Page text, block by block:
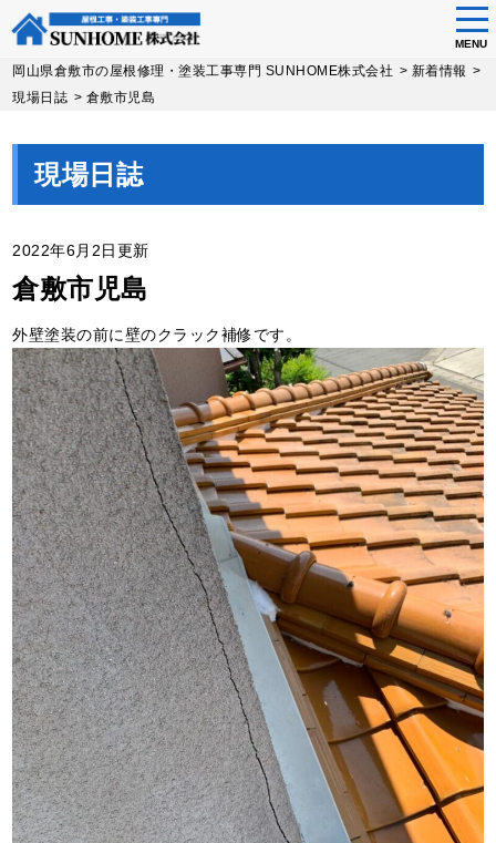
Skip
to
MENU
岡山県倉敷市の屋根修理・塗装工事専門 SUNHOME株式会社 > 新着情報 >
現場日誌 > 倉敷市児島
現場日誌
2022年6月2日更新
倉敷市児島
外壁塗装の前に壁のクラック補修です。